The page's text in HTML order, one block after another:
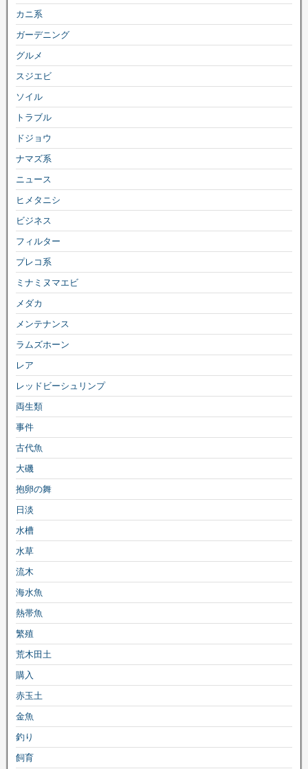
カニ系
ガーデニング
グルメ
スジエビ
ソイル
トラブル
ドジョウ
ナマズ系
ニュース
ヒメタニシ
ビジネス
フィルター
プレコ系
ミナミヌマエビ
メダカ
メンテナンス
ラムズホーン
レア
レッドビーシュリンプ
両生類
事件
古代魚
大磯
抱卵の舞
日淡
水槽
水草
流木
海水魚
熱帯魚
繁殖
荒木田土
購入
赤玉土
金魚
釣り
飼育